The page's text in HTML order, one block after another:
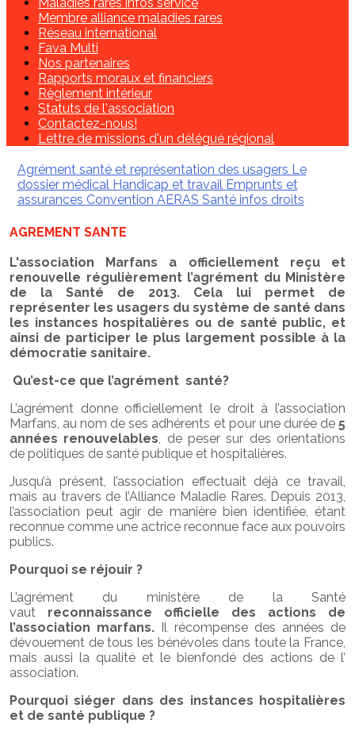
Membre alliance maladies rares
Réseau international
Fava Multi
Nos partenaires
Rapports moraux et financiers
Règlement intérieur
Statuts de l'association
Contactez-nous!
Lettre de missions d'un délégué régional
Agrément santé et représentation des usagers Le
dossier médical Handicap et travail Emprunts et
assurances Convention AERAS Santé infos droits
AGREMENT SANTE
L'association Marfans a officiellement reçu et
renouvelle régulièrement l’agrément du Ministère
de la Santé de 2013. Cela lui permet de
représenter les usagers du système de santé dans
les instances hospitalières ou de santé public, et
ainsi de participer le plus largement possible à la
démocratie sanitaire.
Qu’est-ce que l’agrément santé?
L’agrément donne officiellement le droit à l’association
Marfans, au nom de ses adhérents et pour une durée de 5
années renouvelables, de peser sur des orientations
de politiques de santé publique et hospitalières.
Jusqu’à présent, l’association effectuait déjà ce travail,
mais au travers de l’Alliance Maladie Rares. Depuis 2013,
l’association peut agir de manière bien identifiée, étant
reconnue comme une actrice reconnue face aux pouvoirs
publics.
Pourquoi se réjouir ?
L’agrément du ministère de la Santé
vaut reconnaissance officielle des actions de
l’association marfans. Il récompense des années de
dévouement de tous les bénévoles dans toute la France,
mais aussi la qualité et le bienfondé des actions de l’
association.
Pourquoi siéger dans des instances hospitalières
et de santé publique ?